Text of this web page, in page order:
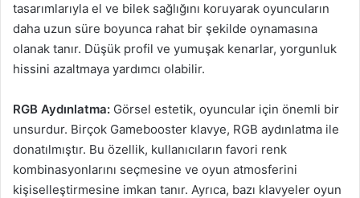
tasarımlarıyla el ve bilek sağlığını koruyarak oyuncuların
daha uzun süre boyunca rahat bir şekilde oynamasına
olanak tanır. Düşük profil ve yumuşak kenarlar, yorgunluk
hissini azaltmaya yardımcı olabilir.
RGB Aydınlatma: Görsel estetik, oyuncular için önemli bir
unsurdur. Birçok Gamebooster klavye, RGB aydınlatma ile
donatılmıştır. Bu özellik, kullanıcıların favori renk
kombinasyonlarını seçmesine ve oyun atmosferini
kişiselleştirmesine imkan tanır. Ayrıca, bazı klavyeler oyun